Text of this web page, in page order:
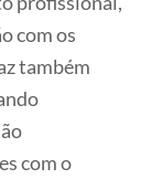
com os
também
com o